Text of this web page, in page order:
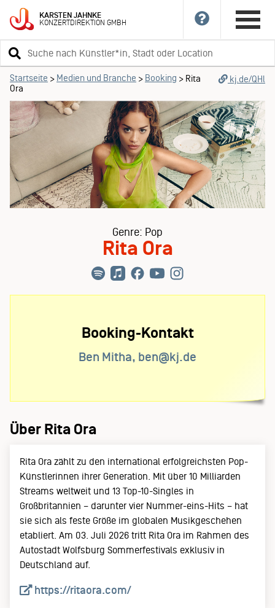
KARSTENJAHNKE
KONZERTDIREKTIONGMBH
Suchbegriff
eingeben
Startseite > Medien und Branche > Booking > Rita
Ora
kj.de/QHl
Genre: Pop
Rita Ora
Booking-Kontakt
Ben Mitha, ben@kj.de
Über Rita Ora
Rita Ora zählt zu den international erfolgreichsten Pop-
Künstlerinnen ihrer Generation. Mit über 10 Milliarden
Streams weltweit und 13 Top-10-Singles in
Großbritannien – darunter vier Nummer-eins-Hits – hat
sie sich als feste Größe im globalen Musikgeschehen
etabliert. Am 03. Juli 2026 tritt Rita Ora im Rahmen des
Autostadt Wolfsburg Sommerfestivals exklusiv in
Deutschland auf.
https://ritaora.com/